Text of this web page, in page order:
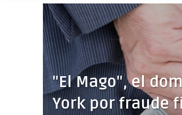
"El Mago", el
York por fraude